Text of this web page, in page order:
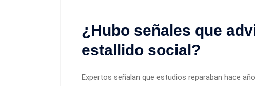
¿Hubo señales que
estallido social?
Expertos señalan que estudios reparaban hace